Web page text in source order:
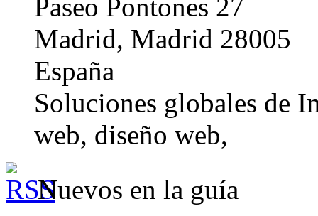
Paseo Pontones 27
Madrid, Madrid 28005
España
Soluciones globales de
web, diseño web,
Nuevos en la guía